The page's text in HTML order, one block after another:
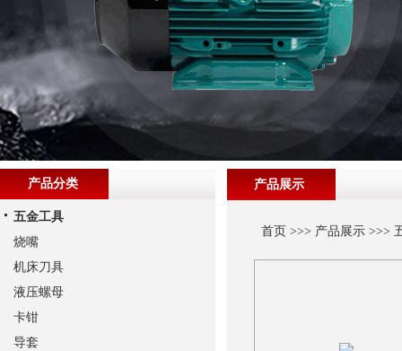
产品展示
首页 >>> 产品展示>>>
产品分类
五金工具
烧嘴
机床刀具
液压螺母
卡钳
导套